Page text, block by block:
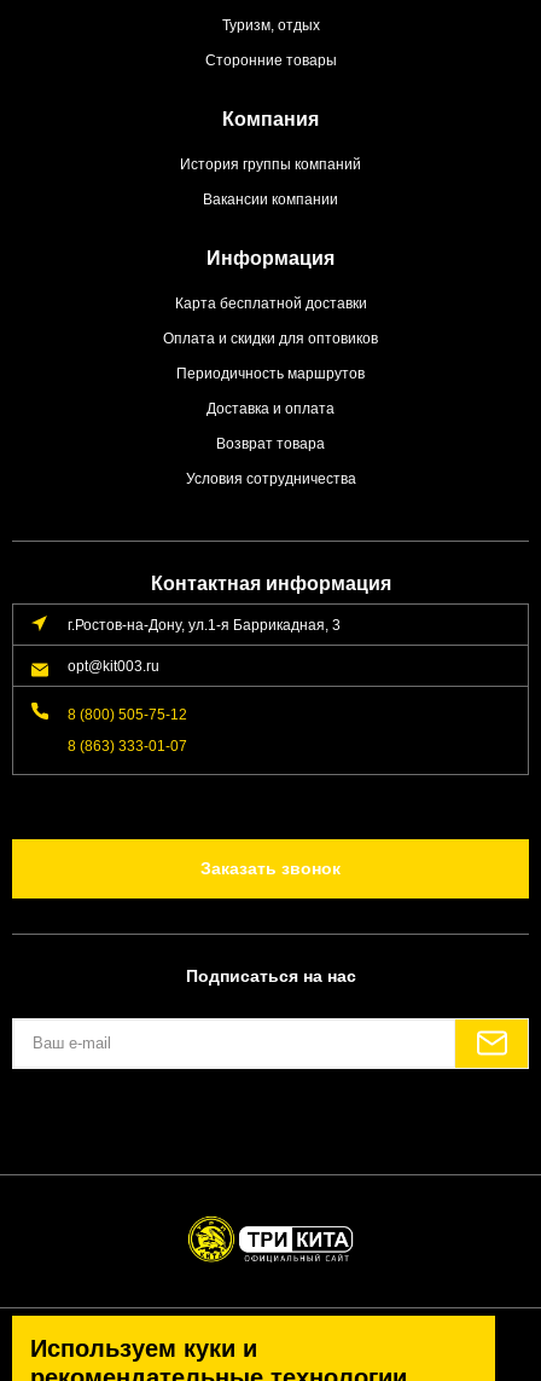
Туризм, отдых
Сторонние товары
Компания
История группы компаний
Вакансии компании
Информация
Карта бесплатной доставки
Оплата и скидки для оптовиков
Периодичность маршрутов
Доставка и оплата
Возврат товара
Условия сотрудничества
Контактная информация
г.Ростов-на-Дону, ул.1-я Баррикадная, 3
opt@kit003.ru
8 (800) 505-75-12
8 (863) 333-01-07
Заказать звонок
Подписаться на нас
Политика конфиденциальности
Согласие на обработку персональных данных
Используем куки и